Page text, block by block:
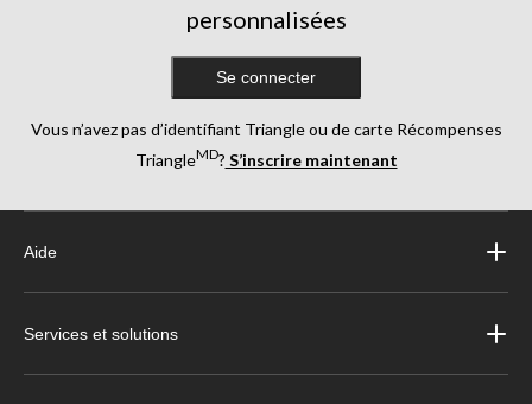
personnalisées
Se connecter
Vous n’avez pas d’identifiant Triangle ou de carte Récompenses
TriangleMD? S’inscrire maintenant
Aide
Services et solutions